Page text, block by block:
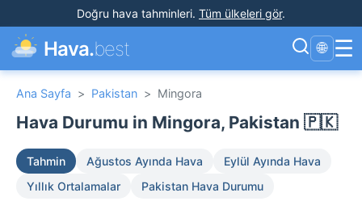
Doğru hava tahminleri. Tüm ülkeleri gör.
Hava.best 🌐 ☰
Ana Sayfa > Pakistan > Mingora
Hava Durumu in Mingora, Pakistan 🇵🇰
Tahmin Ağustos Ayında Hava
Eylül Ayında Hava
Yıllık Ortalamalar
Pakistan Hava Durumu